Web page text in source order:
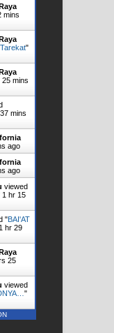
mins
"
25 mins
37 mins
ago
ago
viewed
1 hr 15
"BAI'AT
1 hr 29
25
viewed
"